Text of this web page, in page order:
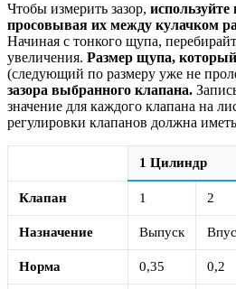
Чтобы измерить зазор,
просовывая их между кулачком
Начиная с тонкого щупа,
увеличения. Размер щупа, который
(следующий по размеру уже не
зазора выбранного клапана.
значение для каждого клапана на
регулировки клапанов должна
1 Цилиндр
Клапан 1 2
Назначение Выпуск
Норма 0,35 0,2